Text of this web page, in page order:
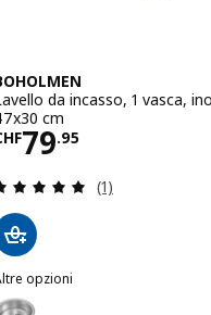
da incasso, 1 vasca,
cm
79.95 CHF
Recensione:
(1)
opzioni
BOHOLMEN, Lavello